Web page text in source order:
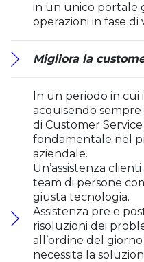
in un unico portale
operazioni in fase di
Migliora la
In un periodo in cui
acquisendo sempre
di Customer
fondamentale nel
aziendale.
Un’assistenza
team di persone
giusta tecnologia.
Assistenza pre e
risoluzioni dei
all’ordine del
necessita la